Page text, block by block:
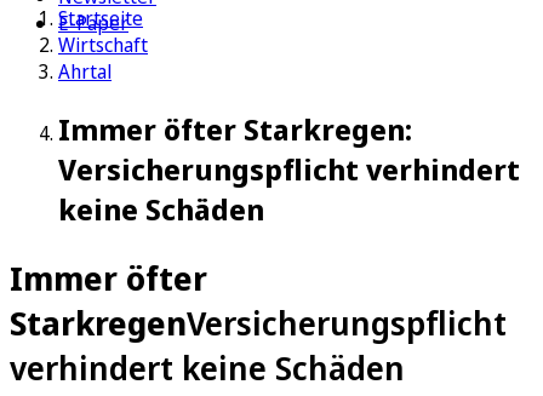
E-Paper
Startseite
Wirtschaft
Ahrtal
Immer öfter Starkregen:
Versicherungspflicht verhindert
keine Schäden
Immer öfter
StarkregenVersicherungspflicht
verhindert keine Schäden